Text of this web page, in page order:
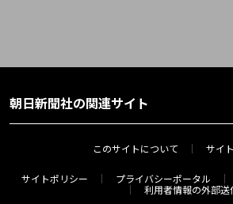
朝日新聞社の関連サイト
このサイトについて サイ
サイトポリシー プライバシーポータル
利用者情報の外部送